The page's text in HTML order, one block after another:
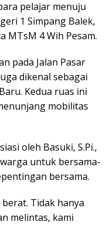
pelajar menuju
1 Simpang Balek,
MTsM 4 Wih Pesam.
pada Jalan Pasar
dikenal sebagai
Kedua ruas ini
mobilitas
oleh Basuki, S.Pi.,
untuk bersama-
bersama.
Tidak hanya
melintas, kami